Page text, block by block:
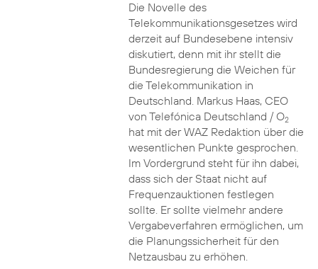
Die Novelle des
Telekommunikationsgesetzes wird
derzeit auf Bundesebene intensiv
diskutiert, denn mit ihr stellt die
Bundesregierung die Weichen für
die Telekommunikation in
Deutschland. Markus Haas, CEO
von Telefónica Deutschland / O2
hat mit der WAZ Redaktion über die
wesentlichen Punkte gesprochen.
Im Vordergrund steht für ihn dabei,
dass sich der Staat nicht auf
Frequenzauktionen festlegen
sollte. Er sollte vielmehr andere
Vergabeverfahren ermöglichen, um
die Planungssicherheit für den
Netzausbau zu erhöhen.